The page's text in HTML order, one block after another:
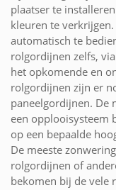
plaatser te
kleuren te
automatisch te
rolgordijnen zelfs,
het opkomende en
rolgordijnen zijn er
paneelgordijnen. De
een opplooisysteem
op een bepaalde
De meeste
rolgordijnen of
bekomen bij de vele